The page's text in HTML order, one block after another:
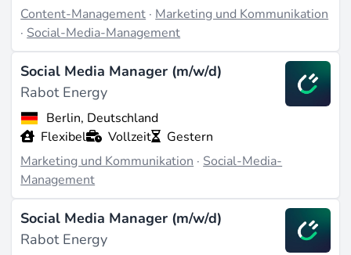
Content-Management·Marketing und Kommunikation
·Social-Media-Management
Social Media Manager (m/w/d)
Rabot Energy
Berlin, Deutschland
Flexibel
Vollzeit
Gestern
Marketing und Kommunikation · Social-Media-
Management
Social Media Manager (m/w/d)
Rabot Energy